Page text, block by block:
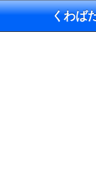
くわば